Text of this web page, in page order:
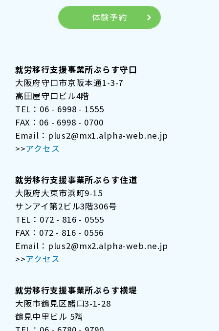
体験予約
就労移行支援事業所ぷらす守口
大阪府守口市京阪本通1-3-7
高田屋守口ビル4階
TEL：06 - 6998 - 1555
FAX：06 - 6998 - 0700
Email：plus2@mx1.alpha-web.ne.jp
>>アクセス
就労移行支援事業所ぷらす住道
大阪府大東市浜町9-15
サンアイ第2ビル3階306号
TEL：072 - 816 - 0555
FAX：072 - 816 - 0556
Email：plus2@mx2.alpha-web.ne.jp
>>アクセス
就労移行支援事業所ぷらす横堤
大阪市鶴見区諸口3-1-28
鶴見中里ビル 5階